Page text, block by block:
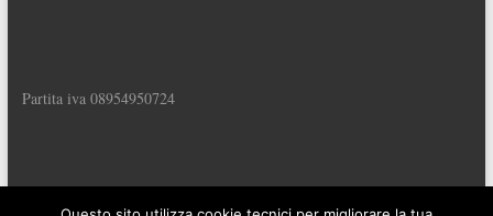
Partita iva 08954950724